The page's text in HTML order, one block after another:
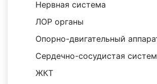
Нервная система
ЛОР органы
Опорно-двигательный
Сердечно-сосудистая
ЖКТ